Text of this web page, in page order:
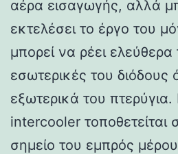
αέρα εισαγωγής, αλλά
εκτελέσει το έργο του
μπορεί να ρέει
εσωτερικές του διόδους
εξωτερικά του πτερύγια.
intercooler τοποθετείται
σημείο του εμπρός